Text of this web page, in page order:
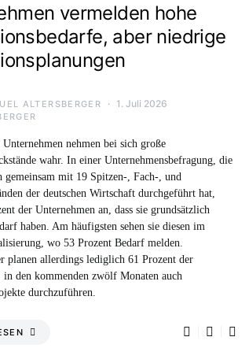
vermelden hohe
aber niedrige
ALTERSBERGER 1. Juli 2026
Unternehmen nehmen bei sich große
wahr. In einer Unternehmensbefragung, die
gemeinsam mit 19 Spitzen-, Fach-, und
der deutschen Wirtschaft durchgeführt hat,
der Unternehmen an, dass sie grundsätzlich
haben. Am häufigsten sehen sie diesen im
wo 53 Prozent Bedarf melden.
planen allerdings lediglich 61 Prozent der
in den kommenden zwölf Monaten auch
durchzuführen.